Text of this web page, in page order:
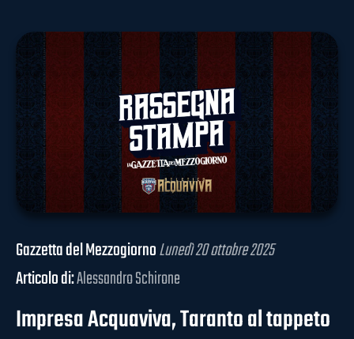
Gazzetta del MezzogiornoLunedì 20 ottobre 2025
Articolo di:Alessandro Schirone
Impresa Acquaviva, Taranto al tappeto